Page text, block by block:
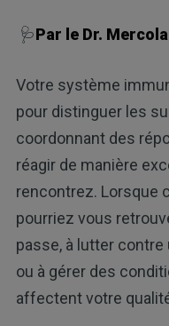
🩺Par le Dr. Mercola
Votre système
pour distinguer les
coordonnant des
réagir de manière
rencontrez. Lorsque
pourriez vous
passe, à lutter
ou à gérer des
affectent votre